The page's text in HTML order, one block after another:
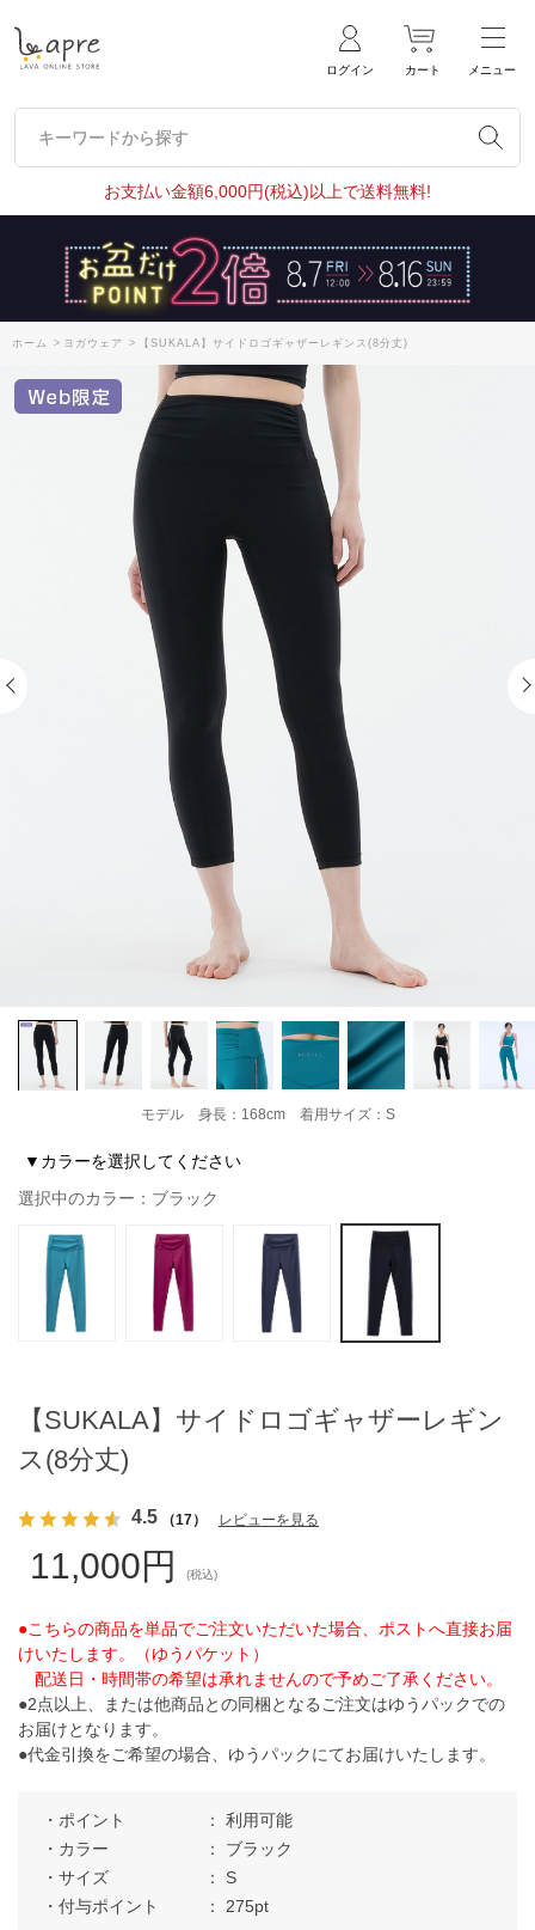
ログイン カート メニュー
キーワードから探す
キーワードから探す
お支払い金額6,000円(税込)以上で送料無料!
ホーム > ヨガウェア > 【SUKALA】サイドロゴギャザーレギンス(8分丈)
モデル 身長：168cm 着用サイズ：S
▼カラーを選択してください
選択中のカラー：ブラック
【SUKALA】サイドロゴギャザーレギン
ス(8分丈)
4.5 （17） レビューを見る
11,000円 (税込)
●こちらの商品を単品でご注文いただいた場合、ポストへ直接お届
けいたします。（ゆうパケット）
配送日・時間帯の希望は承れませんので予めご了承ください。
●2点以上、または他商品との同梱となるご注文はゆうパックでの
お届けとなります。
●代金引換をご希望の場合、ゆうパックにてお届けいたします。
ポイント
利用可能
カラー
ブラック
サイズ
S
付与ポイント
275pt